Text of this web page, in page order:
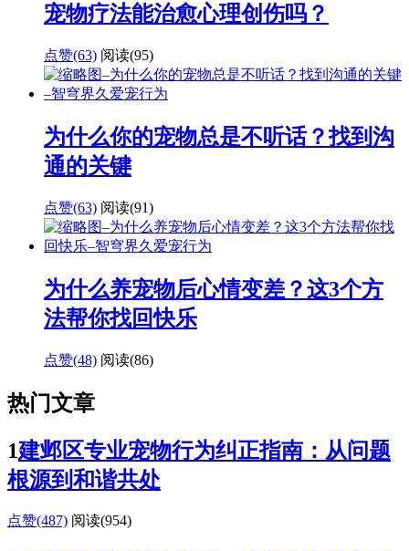
宠物疗法能治愈心理创伤吗？
点赞(63) 阅读(95)
为什么你的宠物总是不听话？找到沟
通的关键
点赞(63) 阅读(91)
为什么养宠物后心情变差？这3个方
法帮你找回快乐
点赞(48) 阅读(86)
热门文章
1建邺区专业宠物行为纠正指南：从问题
根源到和谐共处
点赞(487) 阅读(954)